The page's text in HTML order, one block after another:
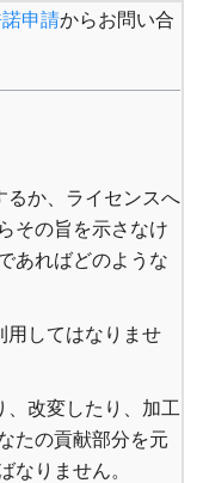
申請からお問い合
か、ライセンスへ
その旨を示さなけ
あればどのような
してはなりませ
改変したり、加工
たの貢献部分を元
なりません。